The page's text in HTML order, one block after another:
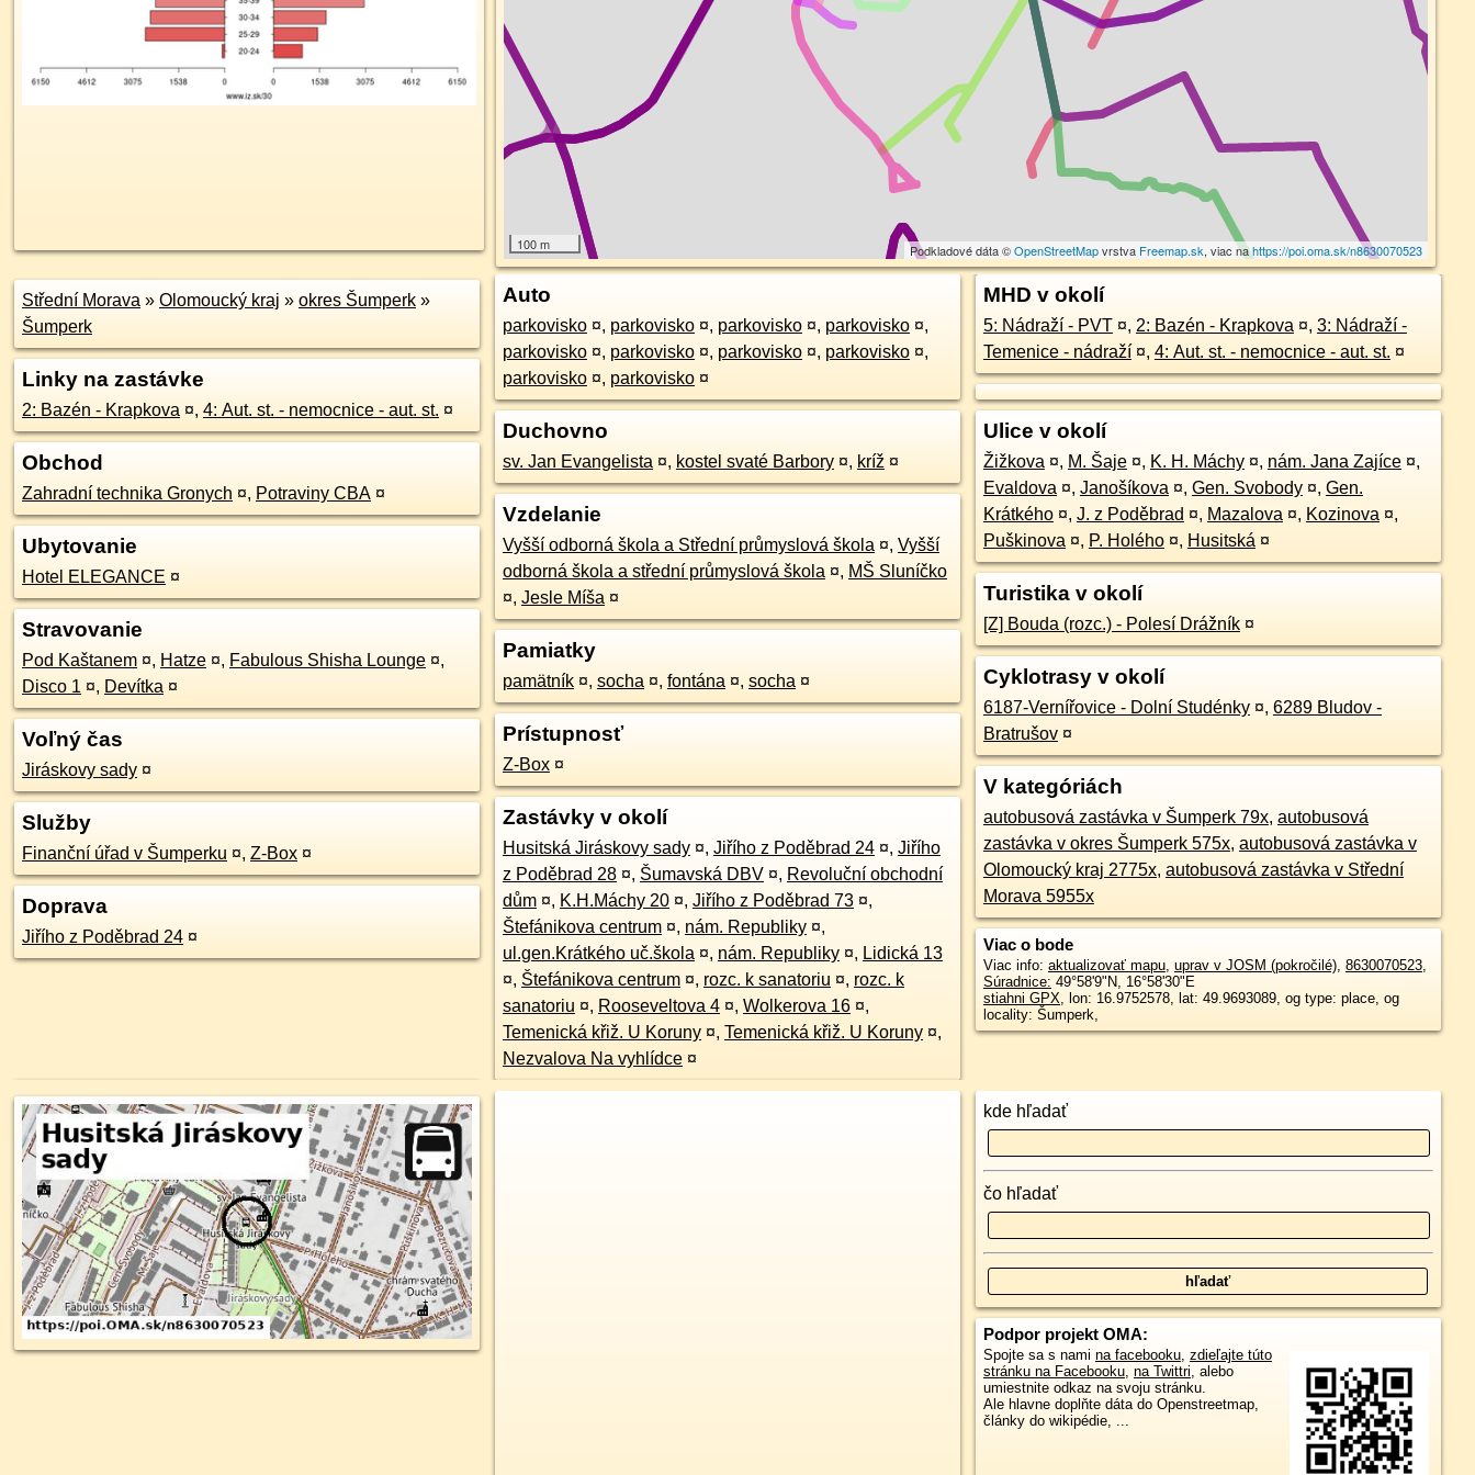
100 m Podkladové dáta ©OpenStreetMapvrstva Freemap.sk, viac nahttps://poi.oma.sk/n8630070523
Střední Morava » Olomoucký kraj » okres Šumperk »
Šumperk
Linky na zastávke
2: Bazén - Krapkova ¤, 4: Aut. st. - nemocnice - aut. st. ¤
Obchod
Zahradní technika Gronych ¤, Potraviny CBA ¤
Ubytovanie
Hotel ELEGANCE ¤
Stravovanie
Pod Kaštanem ¤, Hatze ¤, Fabulous Shisha Lounge ¤,
Disco 1 ¤, Devítka ¤
Voľný čas
Jiráskovy sady ¤
Služby
Finanční úřad v Šumperku ¤, Z-Box ¤
Doprava
Jiřího z Poděbrad 24 ¤
Auto
parkovisko ¤, parkovisko ¤, parkovisko ¤, parkovisko ¤,
parkovisko ¤, parkovisko ¤, parkovisko ¤, parkovisko ¤,
parkovisko ¤, parkovisko ¤
Duchovno
sv. Jan Evangelista ¤, kostel svaté Barbory ¤, kríž ¤
Vzdelanie
Vyšší odborná škola a Střední průmyslová škola ¤, Vyšší
odborná škola a střední průmyslová škola ¤, MŠ Sluníčko
¤, Jesle Míša ¤
Pamiatky
pamätník ¤, socha ¤, fontána ¤, socha ¤
Prístupnosť
Z-Box ¤
Zastávky v okolí
Husitská Jiráskovy sady ¤, Jiřího z Poděbrad 24 ¤, Jiřího
z Poděbrad 28 ¤, Šumavská DBV ¤, Revoluční obchodní
dům ¤, K.H.Máchy 20 ¤, Jiřího z Poděbrad 73 ¤,
Štefánikova centrum ¤, nám. Republiky ¤,
ul.gen.Krátkého uč.škola ¤, nám. Republiky ¤, Lidická 13
¤, Štefánikova centrum ¤, rozc. k sanatoriu ¤, rozc. k
sanatoriu ¤, Rooseveltova 4 ¤, Wolkerova 16 ¤,
Temenická křiž. U Koruny ¤, Temenická křiž. U Koruny ¤,
Nezvalova Na vyhlídce ¤
MHD v okolí
5: Nádraží - PVT ¤, 2: Bazén - Krapkova ¤, 3: Nádraží -
Temenice - nádraží ¤, 4: Aut. st. - nemocnice - aut. st. ¤
Ulice v okolí
Žižkova ¤, M. Šaje ¤, K. H. Máchy ¤, nám. Jana Zajíce ¤,
Evaldova ¤, Janošíkova ¤, Gen. Svobody ¤, Gen.
Krátkého ¤, J. z Poděbrad ¤, Mazalova ¤, Kozinova ¤,
Puškinova ¤, P. Holého ¤, Husitská ¤
Turistika v okolí
[Z] Bouda (rozc.) - Polesí Drážník ¤
Cyklotrasy v okolí
6187-Vernířovice - Dolní Studénky ¤, 6289 Bludov -
Bratrušov ¤
V kategóriách
autobusová zastávka v Šumperk 79x, autobusová
zastávka v okres Šumperk 575x, autobusová zastávka v
Olomoucký kraj 2775x, autobusová zastávka v Střední
Morava 5955x
Viac o bode
Viac info: aktualizovať mapu, uprav v JOSM (pokročilé), 8630070523,
Súradnice: 49°58'9"N, 16°58'30"E
stiahni GPX, lon: 16.9752578, lat: 49.9693089, og type: place, og
locality: Šumperk,
kde hľadať
čo hľadať
Podpor projekt OMA:
Spojte sa s nami na facebooku, zdieľajte túto
stránku na Facebooku, na Twittri, alebo
umiestnite odkaz na svoju stránku.
Ale hlavne doplňte dáta do Openstreetmap,
články do wikipédie, ...